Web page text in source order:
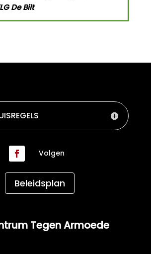
De Bilt
Volgen
Beleidsplan
Tegen Armoede